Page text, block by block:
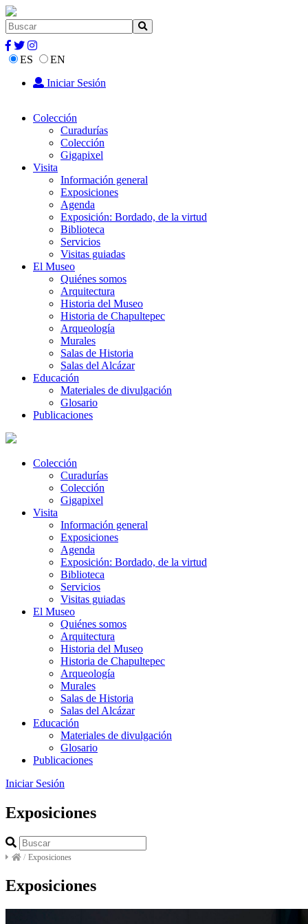
ES
EN
Iniciar Sesión
Colección
Curadurías
Colección
Gigapixel
Visita
Información general
Exposiciones
Agenda
Exposición: Bordado, de la virtud
Biblioteca
Servicios
Visitas guiadas
El Museo
Quiénes somos
Arquitectura
Historia del Museo
Historia de Chapultepec
Arqueología
Murales
Salas de Historia
Salas del Alcázar
Educación
Materiales de divulgación
Glosario
Publicaciones
Colección
Curadurías
Colección
Gigapixel
Visita
Información general
Exposiciones
Agenda
Exposición: Bordado, de la virtud
Biblioteca
Servicios
Visitas guiadas
El Museo
Quiénes somos
Arquitectura
Historia del Museo
Historia de Chapultepec
Arqueología
Murales
Salas de Historia
Salas del Alcázar
Educación
Materiales de divulgación
Glosario
Publicaciones
Iniciar Sesión
Exposiciones
/ Exposiciones
Exposiciones